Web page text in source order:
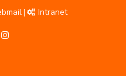
| Intranet